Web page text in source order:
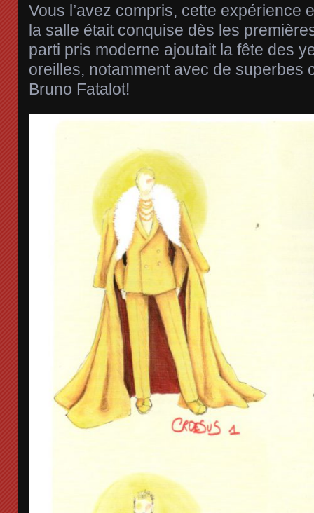
Vous l’avez compris, cette expérience
la salle était conquise dès les
parti pris moderne ajoutait la fête des
oreilles, notamment avec de superbes
Bruno Fatalot!